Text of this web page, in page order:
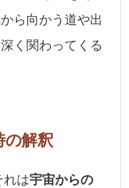
ら向かう道や出
く関わってくる
の解釈
れは宇宙からの